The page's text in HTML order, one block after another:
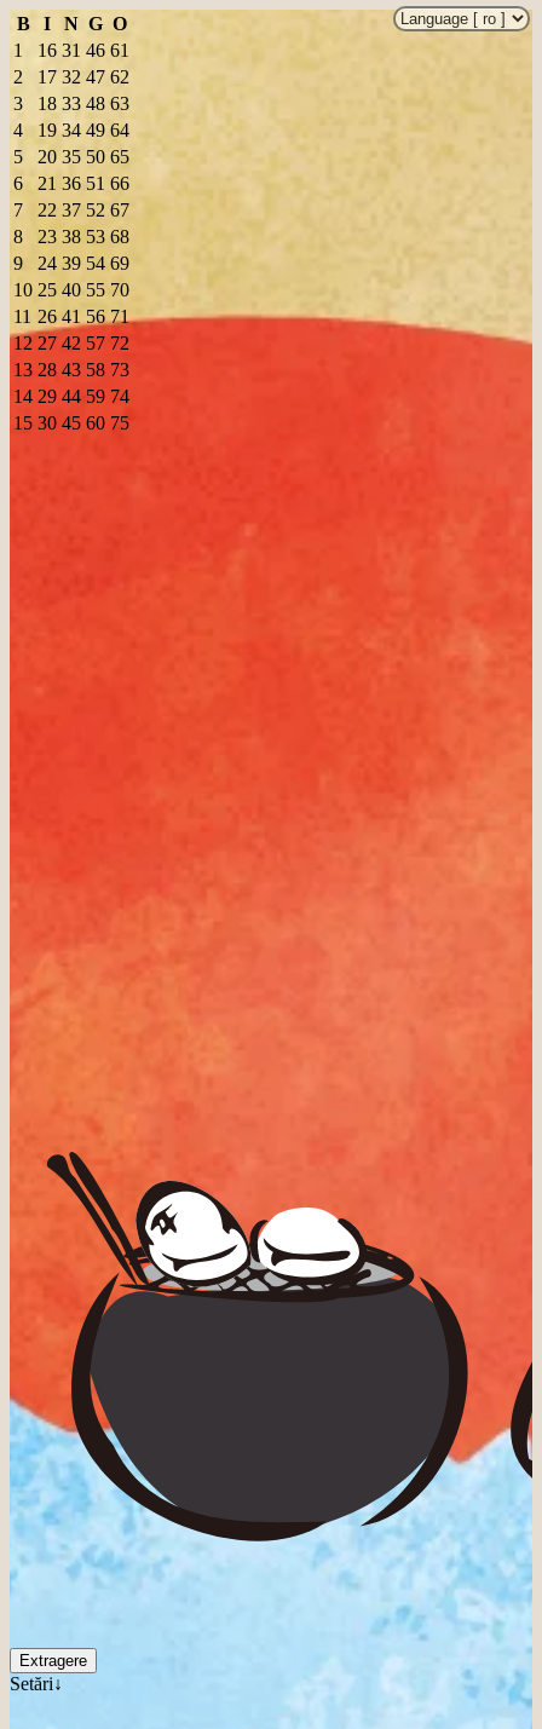
B I N G O
1
16 31 46 61
2
17 32 47 62
3
18 33 48 63
4
19 34 49 64
5
20 35 50 65
6
21 36 51 66
7
22 37 52 67
8
23 38 53 68
9
24 39 54 69
10 25 40 55 70
11 26 41 56 71
12 27 42 57 72
13 28 43 58 73
14 29 44 59 74
15 30 45 60 75
Extragere
Setări↓